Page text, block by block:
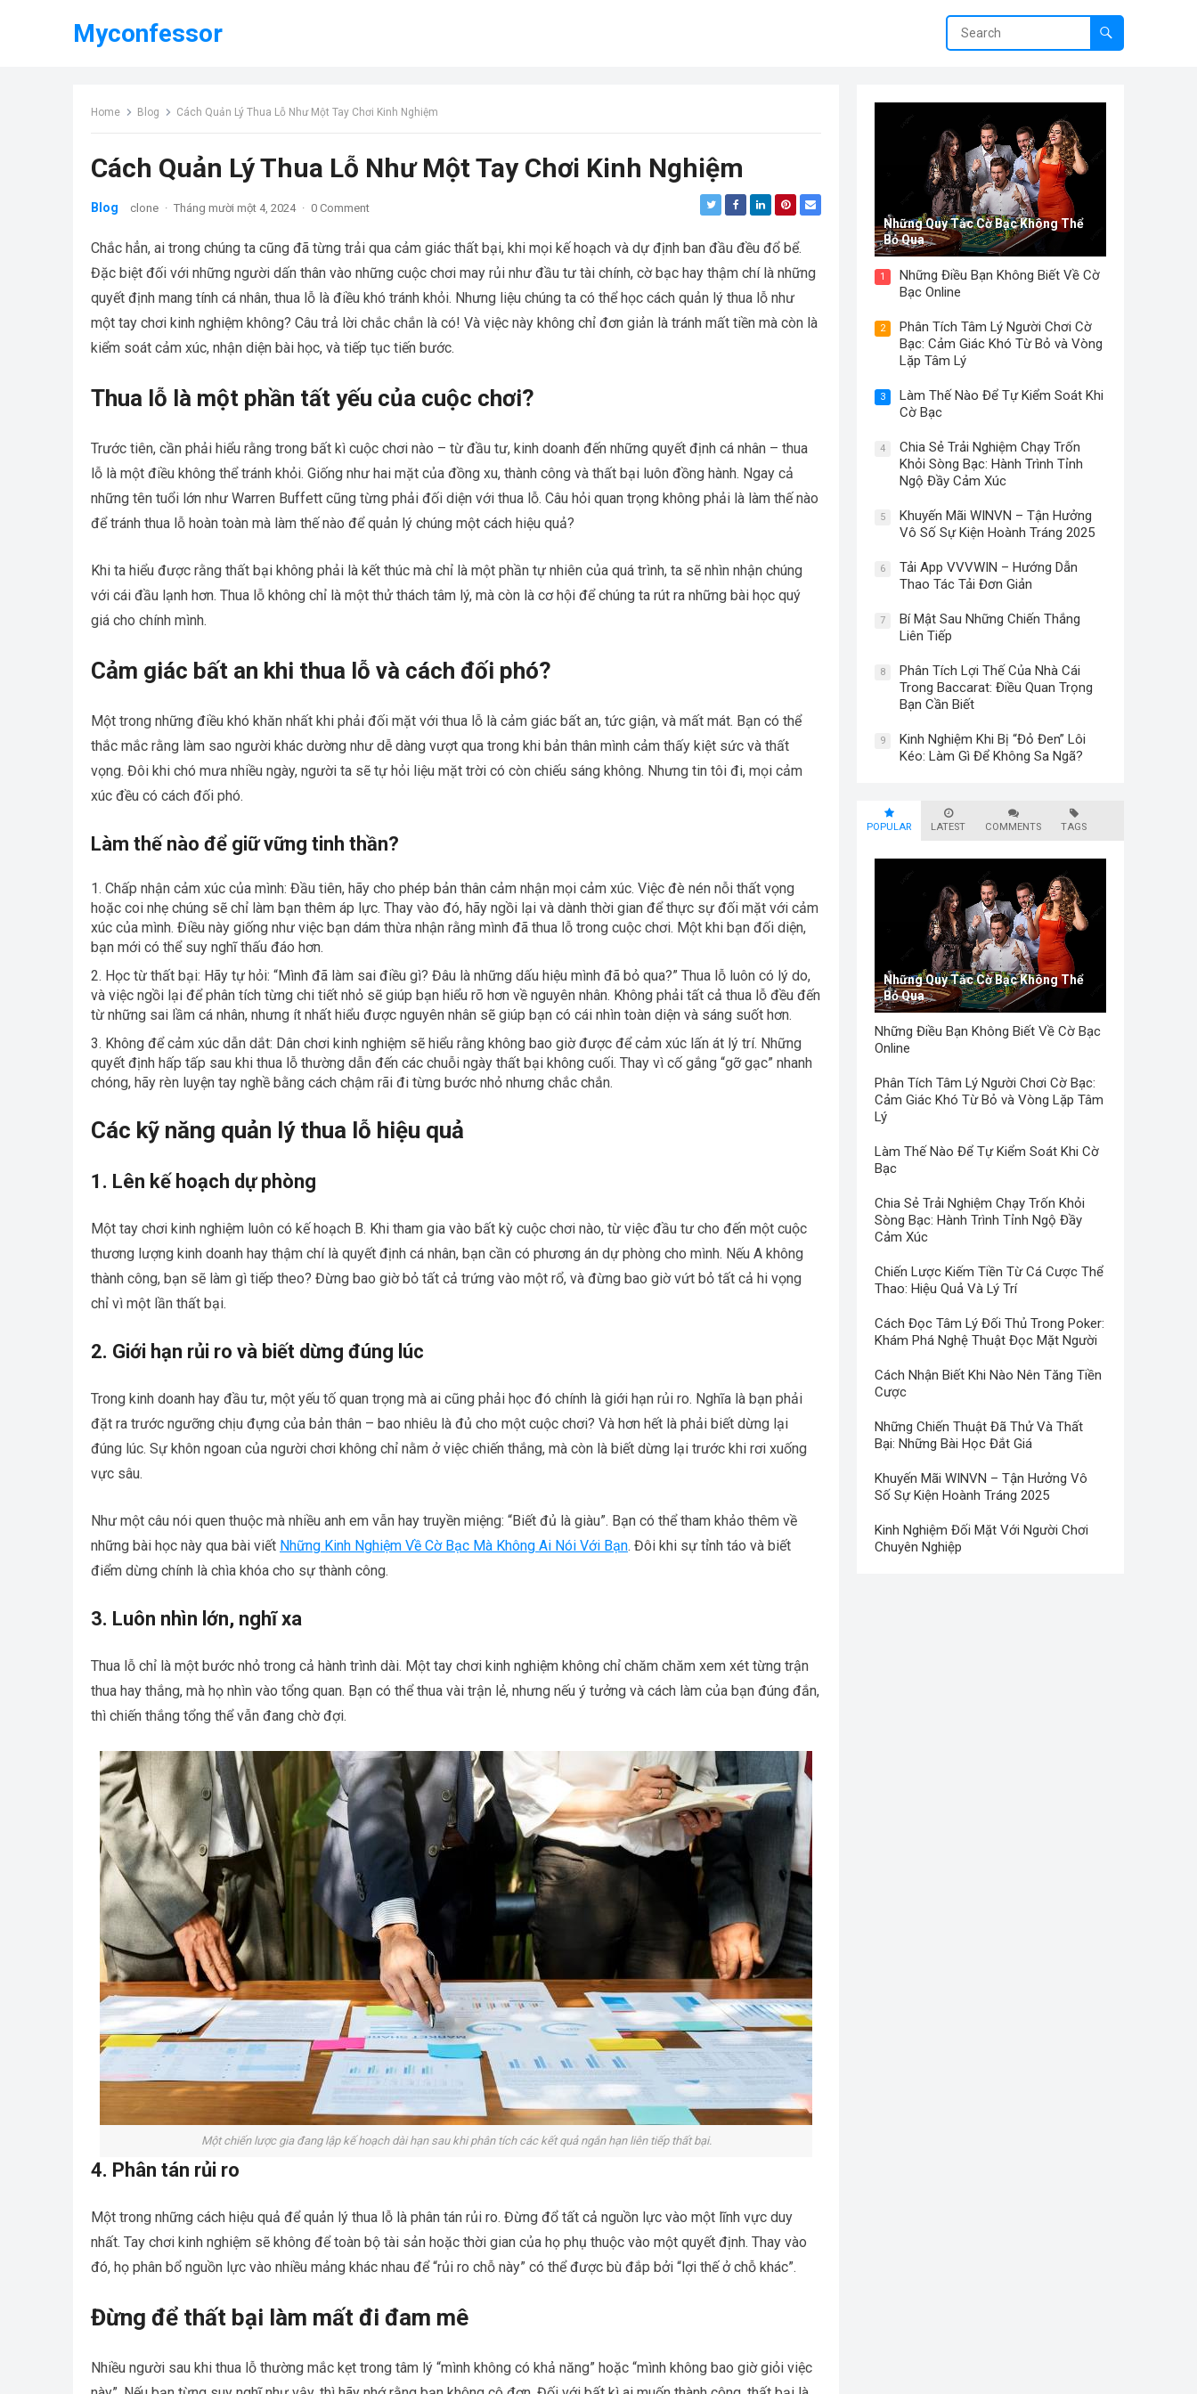
Myconfessor
Home Blog Cách Quản Lý Thua Lỗ Như Một Tay Chơi Kinh Nghiệm
Cách Quản Lý Thua Lỗ Như Một Tay Chơi Kinh Nghiệm
Blog clone · Tháng mười một 4, 2024 · 0 Comment
Chắc hẳn, ai trong chúng ta cũng đã từng trải qua cảm giác thất bại, khi mọi kế hoạch và dự định ban đầu đều đổ bể.
Đặc biệt đối với những người dấn thân vào những cuộc chơi may rủi như đầu tư tài chính, cờ bạc hay thậm chí là những
quyết định mang tính cá nhân, thua lỗ là điều khó tránh khỏi. Nhưng liệu chúng ta có thể học cách quản lý thua lỗ như
một tay chơi kinh nghiệm không? Câu trả lời chắc chắn là có! Và việc này không chỉ đơn giản là tránh mất tiền mà còn là
kiểm soát cảm xúc, nhận diện bài học, và tiếp tục tiến bước.
Thua lỗ là một phần tất yếu của cuộc chơi?
Trước tiên, cần phải hiểu rằng trong bất kì cuộc chơi nào – từ đầu tư, kinh doanh đến những quyết định cá nhân – thua
lỗ là một điều không thể tránh khỏi. Giống như hai mặt của đồng xu, thành công và thất bại luôn đồng hành. Ngay cả
những tên tuổi lớn như Warren Buffett cũng từng phải đối diện với thua lỗ. Câu hỏi quan trọng không phải là làm thế nào
để tránh thua lỗ hoàn toàn mà làm thế nào để quản lý chúng một cách hiệu quả?
Khi ta hiểu được rằng thất bại không phải là kết thúc mà chỉ là một phần tự nhiên của quá trình, ta sẽ nhìn nhận chúng
với cái đầu lạnh hơn. Thua lỗ không chỉ là một thử thách tâm lý, mà còn là cơ hội để chúng ta rút ra những bài học quý
giá cho chính mình.
Cảm giác bất an khi thua lỗ và cách đối phó?
Một trong những điều khó khăn nhất khi phải đối mặt với thua lỗ là cảm giác bất an, tức giận, và mất mát. Bạn có thể
thắc mắc rằng làm sao người khác dường như dễ dàng vượt qua trong khi bản thân mình cảm thấy kiệt sức và thất
vọng. Đôi khi chó mưa nhiều ngày, người ta sẽ tự hỏi liệu mặt trời có còn chiếu sáng không. Nhưng tin tôi đi, mọi cảm
xúc đều có cách đối phó.
Làm thế nào để giữ vững tinh thần?
Chấp nhận cảm xúc của mình: Đầu tiên, hãy cho phép bản thân cảm nhận mọi cảm xúc. Việc đè nén nỗi thất vọng
hoặc coi nhẹ chúng sẽ chỉ làm bạn thêm áp lực. Thay vào đó, hãy ngồi lại và dành thời gian để thực sự đối mặt với cảm
xúc của mình. Điều này giống như việc bạn dám thừa nhận rằng mình đã thua lỗ trong cuộc chơi. Một khi bạn đối diện,
bạn mới có thể suy nghĩ thấu đáo hơn.
Học từ thất bại: Hãy tự hỏi: “Mình đã làm sai điều gì? Đâu là những dấu hiệu mình đã bỏ qua?” Thua lỗ luôn có lý do,
và việc ngồi lại để phân tích từng chi tiết nhỏ sẽ giúp bạn hiểu rõ hơn về nguyên nhân. Không phải tất cả thua lỗ đều đến
từ những sai lầm cá nhân, nhưng ít nhất hiểu được nguyên nhân sẽ giúp bạn có cái nhìn toàn diện và sáng suốt hơn.
Không để cảm xúc dẫn dắt: Dân chơi kinh nghiệm sẽ hiểu rằng không bao giờ được để cảm xúc lấn át lý trí. Những
quyết định hấp tấp sau khi thua lỗ thường dẫn đến các chuỗi ngày thất bại không cuối. Thay vì cố gắng “gỡ gạc” nhanh
chóng, hãy rèn luyện tay nghề bằng cách chậm rãi đi từng bước nhỏ nhưng chắc chắn.
Các kỹ năng quản lý thua lỗ hiệu quả
1. Lên kế hoạch dự phòng
Một tay chơi kinh nghiệm luôn có kế hoạch B. Khi tham gia vào bất kỳ cuộc chơi nào, từ việc đầu tư cho đến một cuộc
thương lượng kinh doanh hay thậm chí là quyết định cá nhân, bạn cần có phương án dự phòng cho mình. Nếu A không
thành công, bạn sẽ làm gì tiếp theo? Đừng bao giờ bỏ tất cả trứng vào một rổ, và đừng bao giờ vứt bỏ tất cả hi vọng
chỉ vì một lần thất bại.
2. Giới hạn rủi ro và biết dừng đúng lúc
Trong kinh doanh hay đầu tư, một yếu tố quan trọng mà ai cũng phải học đó chính là giới hạn rủi ro. Nghĩa là bạn phải
đặt ra trước ngưỡng chịu đựng của bản thân – bao nhiêu là đủ cho một cuộc chơi? Và hơn hết là phải biết dừng lại
đúng lúc. Sự khôn ngoan của người chơi không chỉ nằm ở việc chiến thắng, mà còn là biết dừng lại trước khi rơi xuống
vực sâu.
Như một câu nói quen thuộc mà nhiều anh em vẫn hay truyền miệng: “Biết đủ là giàu”. Bạn có thể tham khảo thêm về
những bài học này qua bài viết Những Kinh Nghiệm Về Cờ Bạc Mà Không Ai Nói Với Bạn. Đôi khi sự tỉnh táo và biết
điểm dừng chính là chìa khóa cho sự thành công.
3. Luôn nhìn lớn, nghĩ xa
Thua lỗ chỉ là một bước nhỏ trong cả hành trình dài. Một tay chơi kinh nghiệm không chỉ chăm chăm xem xét từng trận
thua hay thắng, mà họ nhìn vào tổng quan. Bạn có thể thua vài trận lẻ, nhưng nếu ý tưởng và cách làm của bạn đúng đắn,
thì chiến thắng tổng thể vẫn đang chờ đợi.
Một chiến lược gia đang lập kế hoạch dài hạn sau khi phân tích các kết quả ngắn hạn liên tiếp thất bại.
4. Phân tán rủi ro
Một trong những cách hiệu quả để quản lý thua lỗ là phân tán rủi ro. Đừng đổ tất cả nguồn lực vào một lĩnh vực duy
nhất. Tay chơi kinh nghiệm sẽ không để toàn bộ tài sản hoặc thời gian của họ phụ thuộc vào một quyết định. Thay vào
đó, họ phân bổ nguồn lực vào nhiều mảng khác nhau để “rủi ro chỗ này” có thể được bù đắp bởi “lợi thế ở chỗ khác”.
Đừng để thất bại làm mất đi đam mê
Nhiều người sau khi thua lỗ thường mắc kẹt trong tâm lý “mình không có khả năng” hoặc “mình không bao giờ giỏi việc
Những Quy Tắc Cờ Bạc Không Thể
Bỏ Qua
1
Những Điều Bạn Không Biết Về Cờ
Bạc Online
2
Phân Tích Tâm Lý Người Chơi Cờ
Bạc: Cảm Giác Khó Từ Bỏ và Vòng
Lặp Tâm Lý
3
Làm Thế Nào Để Tự Kiểm Soát Khi
Cờ Bạc
4
Chia Sẻ Trải Nghiệm Chạy Trốn
Khỏi Sòng Bạc: Hành Trình Tỉnh
Ngộ Đầy Cảm Xúc
5
Khuyến Mãi WINVN – Tận Hưởng
Vô Số Sự Kiện Hoành Tráng 2025
6
Tải App VVVWIN – Hướng Dẫn
Thao Tác Tải Đơn Giản
7
Bí Mật Sau Những Chiến Thắng
Liên Tiếp
8
Phân Tích Lợi Thế Của Nhà Cái
Trong Baccarat: Điều Quan Trọng
Bạn Cần Biết
9
Kinh Nghiệm Khi Bị “Đỏ Đen” Lôi
Kéo: Làm Gì Để Không Sa Ngã?
POPULAR LATEST COMMENTS TAGS
Những Quy Tắc Cờ Bạc Không Thể
Bỏ Qua
Những Điều Bạn Không Biết Về Cờ Bạc
Online
Phân Tích Tâm Lý Người Chơi Cờ Bạc:
Cảm Giác Khó Từ Bỏ và Vòng Lặp Tâm
Lý
Làm Thế Nào Để Tự Kiểm Soát Khi Cờ
Bạc
Chia Sẻ Trải Nghiệm Chạy Trốn Khỏi
Sòng Bạc: Hành Trình Tỉnh Ngộ Đầy
Cảm Xúc
Chiến Lược Kiếm Tiền Từ Cá Cược Thể
Thao: Hiệu Quả Và Lý Trí
Cách Đọc Tâm Lý Đối Thủ Trong Poker:
Khám Phá Nghệ Thuật Đọc Mặt Người
Cách Nhận Biết Khi Nào Nên Tăng Tiền
Cược
Những Chiến Thuật Đã Thử Và Thất
Bại: Những Bài Học Đắt Giá
Khuyến Mãi WINVN – Tận Hưởng Vô
Số Sự Kiện Hoành Tráng 2025
Kinh Nghiệm Đối Mặt Với Người Chơi
Chuyên Nghiệp